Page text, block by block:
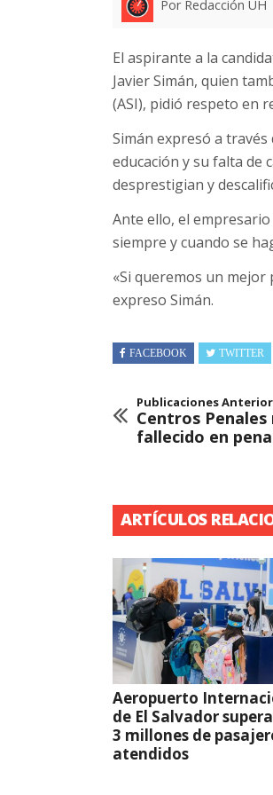
Por Redacción UH
El aspirante a la
Javier Simán, quien
(ASI), pidió respeto en
Simán expresó a
educación y su falta de
desprestigian y
Ante ello, el
siempre y cuando se
«Si queremos un mejor
expreso Simán.
FACEBOOK TWITTER
Publicaciones
Centros
fallecido en
ARTÍCULOS
Aeropuerto
de El Salvador
3 millones de
atendidos